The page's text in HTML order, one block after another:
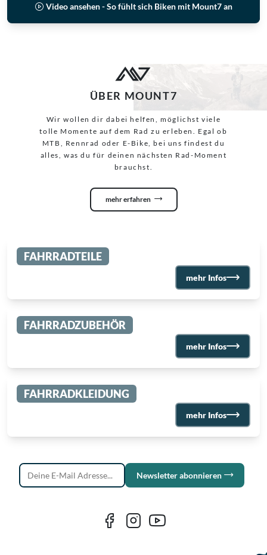
Video ansehen - So fühlt sich Biken mit Mount7 an
ÜBER MOUNT7
Wir wollen dir dabei helfen, möglichst viele
tolle Momente auf dem Rad zu erleben. Egal ob
MTB, Rennrad oder E-Bike, bei uns findest du
alles, was du für deinen nächsten Rad-Moment
brauchst.
mehr erfahren
FAHRRADTEILE
mehr Infos
FAHRRADZUBEHÖR
mehr Infos
FAHRRADKLEIDUNG
mehr Infos
Newsletter abonnieren